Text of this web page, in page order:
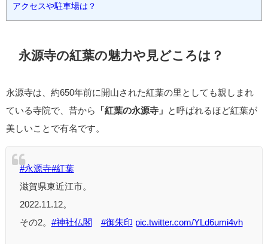
アクセスや駐車場は？
永源寺の紅葉の魅力や見どころは？
永源寺は、約650年前に開山された紅葉の里としても親しまれ
ている寺院で、昔から
「紅葉の永源寺」
と呼ばれるほど紅葉が
美しいことで有名です。
#永源寺#紅葉
滋賀県東近江市。
2022.11.12。
その2。 #神社仏閣 #御朱印 pic.twitter.com/YLd6umi4vh